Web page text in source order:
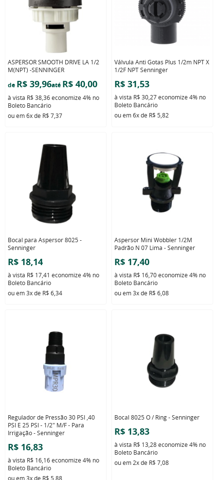
ASPERSOR SMOOTH DRIVE LA 1/2
M(NPT) -SENNINGER
de R$ 39,96até R$ 40,00
à vista R$ 38,36economize 4% no
Boleto Bancário
ou em6xde R$ 7,37
Válvula Anti Gotas Plus 1/2m NPT X
1/2F NPT Senninger
R$ 31,53
à vista R$ 30,27economize 4% no
Boleto Bancário
ou em6xde R$ 5,82
Bocal para Aspersor 8025 -
Senninger
R$ 18,14
à vista R$ 17,41 economize 4% no
Boleto Bancário
ou em3xde R$ 6,34
Aspersor Mini Wobbler 1/2M
Padrão N 07 Lima - Senninger
R$ 17,40
à vista R$ 16,70economize 4% no
Boleto Bancário
ou em3xde R$ 6,08
Regulador de Pressão 30 PSI ,40
PSI E 25 PSI - 1/2" M/F - Para
Irrigação - Senninger
R$ 16,83
à vista R$ 16,16economize 4% no
Boleto Bancário
ou em3xde R$ 5,88
Bocal 8025 O / Ring - Senninger
R$ 13,83
à vista R$ 13,28economize 4% no
Boleto Bancário
ou em 2xde R$ 7,08